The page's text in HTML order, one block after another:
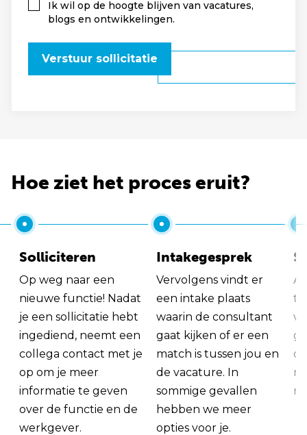
Ik wil op de hoogte blijven van vacatures,
blogs en ontwikkelingen.
Verstuur sollicitatie
Hoe ziet het proces eruit?
Solliciteren
Op weg naar een
nieuwe functie! Nadat
je een sollicitatie hebt
ingediend, neemt een
collega contact met je
op om je meer
informatie te geven
over de functie en de
werkgever.
Intakegesprek
Vervolgens vindt er
een intake plaats
waarin de consultant
gaat kijken of er een
match is tussen jou en
de vacature. In
sommige gevallen
hebben we meer
opties voor je.